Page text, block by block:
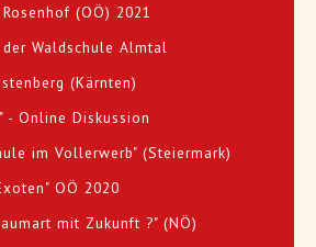
(OÖ) 2021
Waldschule Almtal
(Kärnten)
- Online Diskussion
im Vollerwerb" (Steiermark)
OÖ 2020
mit Zukunft ?" (NÖ)